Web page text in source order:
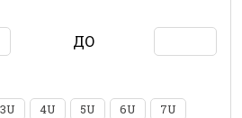
ДО
3U 4U 5U 6U
7U